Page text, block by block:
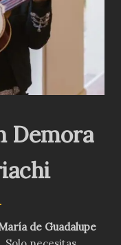
Demora
de Guadalupe